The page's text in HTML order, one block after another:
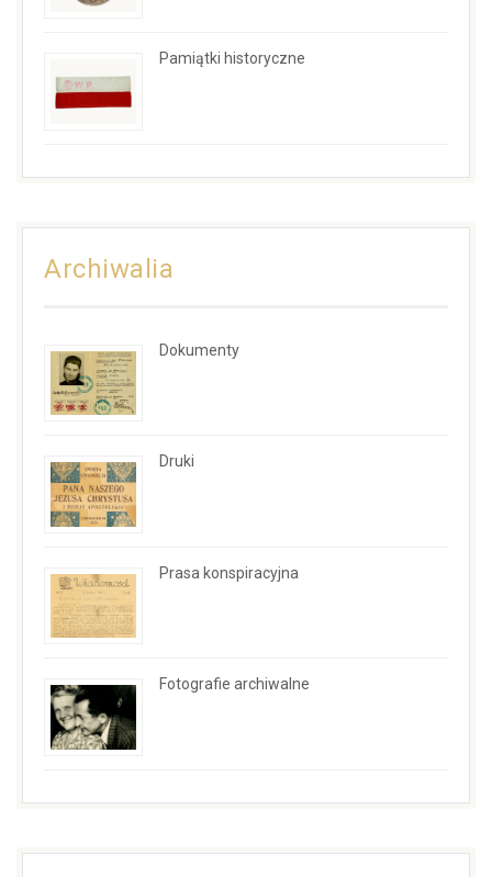
Pamiątki historyczne
Archiwalia
Dokumenty
Druki
Prasa konspiracyjna
Fotografie archiwalne